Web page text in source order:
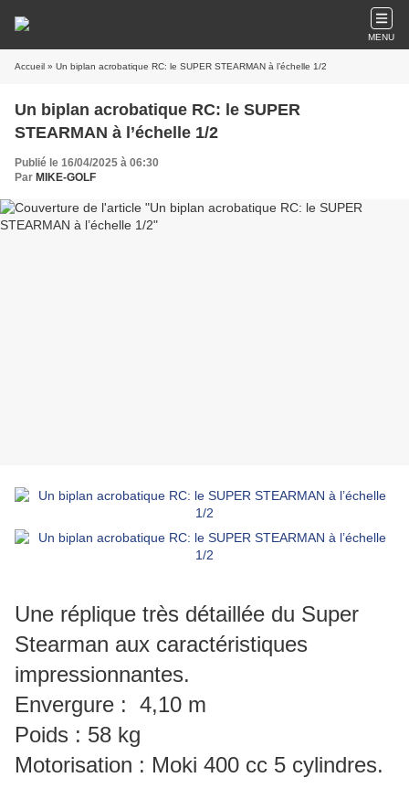
MENU
Accueil » Un biplan acrobatique RC: le SUPER STEARMAN à l’échelle 1/2
Un biplan acrobatique RC: le SUPER
STEARMAN à l’échelle 1/2
Publié le 16/04/2025 à 06:30
Par MIKE-GOLF
Une réplique très détaillée du Super
Stearman aux caractéristiques
impressionnantes.
Envergure : 4,10 m
Poids : 58 kg
Motorisation : Moki 400 cc 5 cylindres.